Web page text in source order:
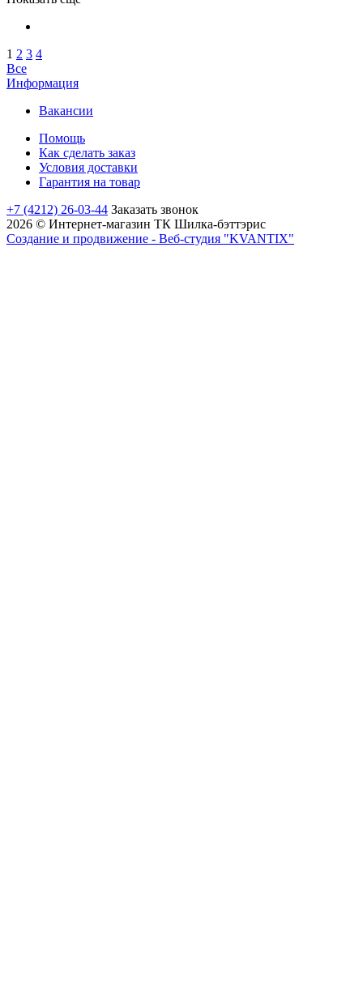
1 2 3 4
Все
Информация
Вакансии
Помощь
Как сделать заказ
Условия доставки
Гарантия на товар
+7 (4212) 26-03-44 Заказать звонок
2026 © Интернет-магазин ТК Шилка-бэттэрис
Создание и продвижение - Веб-студия "KVANTIX"